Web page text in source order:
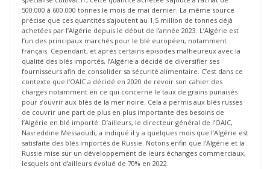
500.000 à 600.000 tonnes le mois de mai dernier. La même source
précise que ces quantités s’ajoutent au 1,5 million de tonnes déjà
achetées par l’Algérie depuis le début de l’année 2023. L’Algérie est
l’un des principaux marchés pour le blé européen, notamment
français. Cependant, et après certains épisodes malheureux avec la
qualité des blés importés, l’Algérie a décidé de diversifier ses
fournisseurs afin de consolider sa sécurité alimentaire. C’est dans ce
contexte que l’OAIC a décidé en 2020 de revoir son cahier des
charges notamment en ce qui concerne le taux de grains punaisés
pour s’ouvrir aux blés de la mer noire. Cela a permis aux blés russes
de couvrir une part de plus en plus importante des besoins de
l’Algérie en blé importé. D’ailleurs, le directeur général de l’OAIC,
Nasreddine Messaoudi, a indiqué il y a quelques mois que l’Algérie est
satisfaite des blés importés de Russie. Notons enfin que l’Algérie et la
Russie mise sur un développement de leurs échanges commerciaux,
lesquels ont d’ailleurs évolué de 70% en 2022.